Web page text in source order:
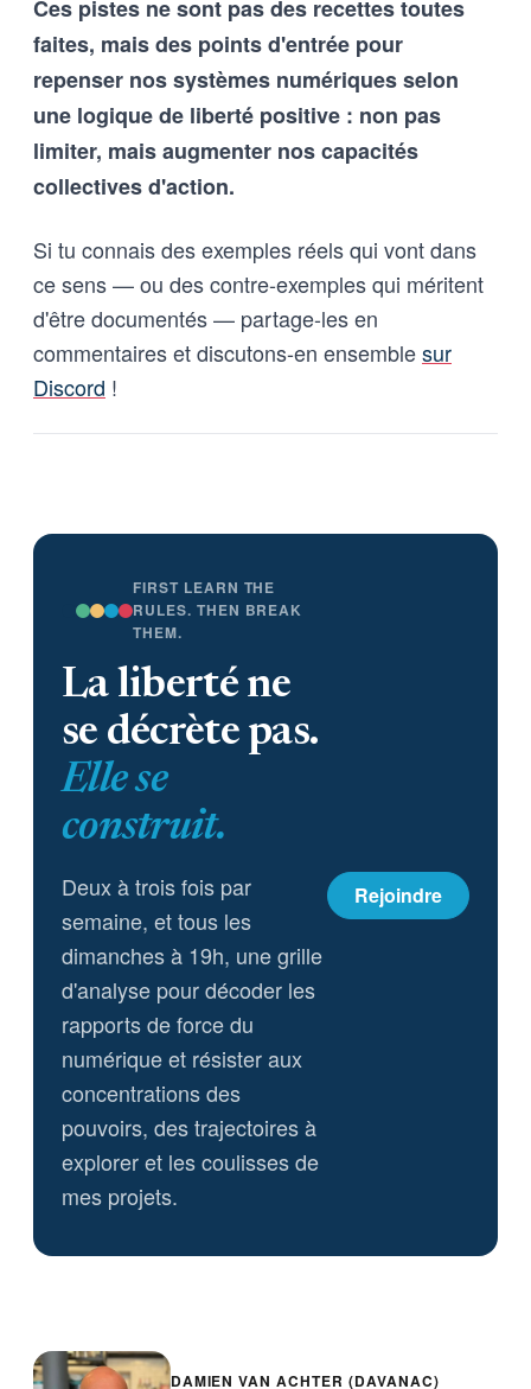
Ces pistes ne sont pas des recettes toutes
faites, mais des points d'entrée pour
repenser nos systèmes numériques selon
une logique de liberté positive : non pas
limiter, mais augmenter nos capacités
collectives d'action.
Si tu connais des exemples réels qui vont dans
ce sens — ou des contre-exemples qui méritent
d'être documentés — partage-les en
commentaires et discutons-en ensemblesur
Discord !
FIRST LEARN THE
RULES. THEN BREAK
THEM.
La liberté ne
se décrète pas.
Elle se
construit.
Deux à trois fois par
semaine, et tous les
dimanches à 19h, une grille
d'analyse pour décoder les
rapports de force du
numérique et résister aux
concentrations des
pouvoirs, des trajectoires à
explorer et les coulisses de
mes projets.
Rejoindre
DAMIEN VAN ACHTER (DAVANAC)